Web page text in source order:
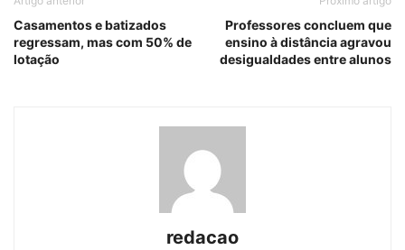
Casamentos e batizados
regressam, mas com 50% de
lotação
Professores concluem que
ensino à distância agravou
desigualdades entre alunos
redacao